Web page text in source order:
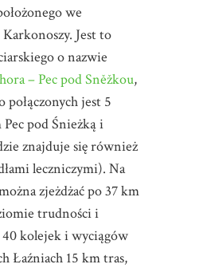
we
Jest to
o nazwie
– Pec pod Sněžkou,
jest 5
pod Śnieżką i
znajduje się również
leczniczymi). Na
zjeżdżać po 37 km
trudności i
kolejek i wyciągów
Łaźniach 15 km tras,